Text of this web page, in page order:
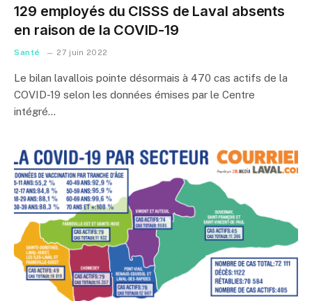
129 employés du CISSS de Laval absents
en raison de la COVID-19
Santé 27 juin 2022
Le bilan lavallois pointe désormais à 470 cas actifs de la
COVID-19 selon les données émises par le Centre
intégré…